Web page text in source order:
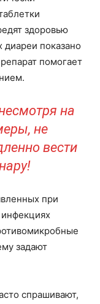
здоровью
показано
помогает
на
не
вести
при
задают
спрашивают,